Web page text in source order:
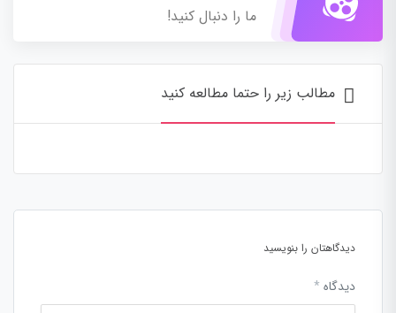
ما را دنبال کنید!
مطالب زیر را حتما مطالعه کنید
دیدگاهتان را بنویسید
دیدگاه *